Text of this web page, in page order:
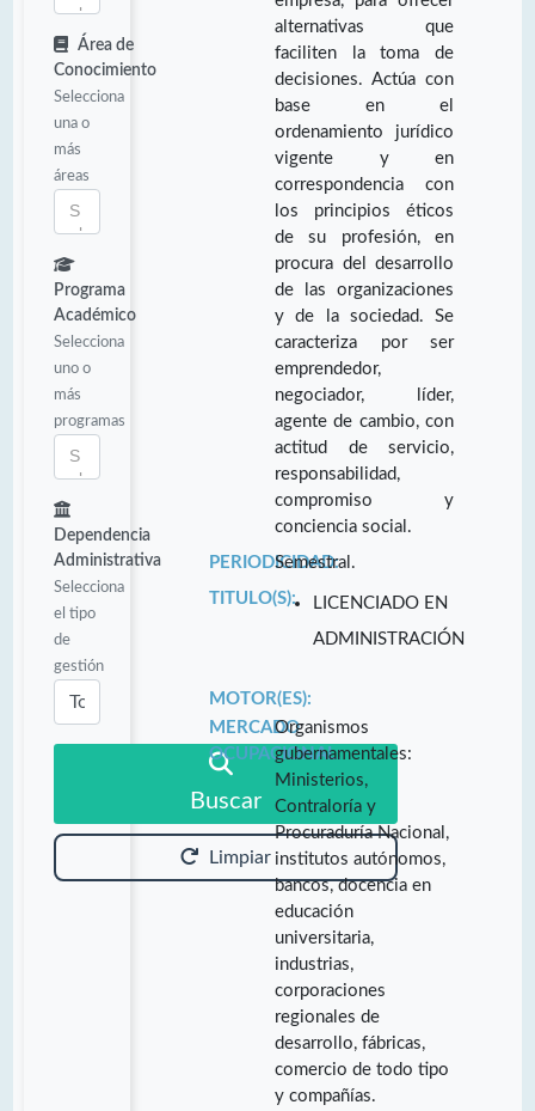
Área de
Conocimiento
Selecciona
una o
más
áreas
Programa
Académico
Selecciona
uno o
más
programas
Dependencia
Administrativa
Selecciona
el tipo
de
gestión
Buscar
Limpiar
alternativas que
faciliten la toma de
decisiones. Actúa con
base en el
ordenamiento jurídico
vigente y en
correspondencia con
los principios éticos
de su profesión, en
procura del desarrollo
de las organizaciones
y de la sociedad. Se
caracteriza por ser
emprendedor,
negociador, líder,
agente de cambio, con
actitud de servicio,
responsabilidad,
compromiso y
conciencia social.
PERIODICIDAD:
Semestral.
TITULO(S):
LICENCIADO EN
ADMINISTRACIÓN
MOTOR(ES):
MERCADO
OCUPACIONAL:
Organismos
gubernamentales:
Ministerios,
Contraloría y
Procuraduría Nacional,
institutos autónomos,
bancos, docencia en
educación
universitaria,
industrias,
corporaciones
regionales de
desarrollo, fábricas,
comercio de todo tipo
y compañías.